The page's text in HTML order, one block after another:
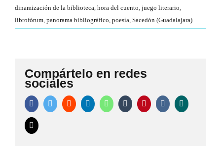
dinamización de la biblioteca hora del cuento juego literario
librofórum panorama bibliográfico poesía Sacedón (Guadalajara)
Compártelo en redes
sociales
FacebookTwitter Reddit LinkedInWhatsAppTumblr PinterestVk Xing
Correo
electrónico